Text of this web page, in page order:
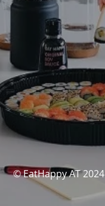
© EatHappy AT 2024